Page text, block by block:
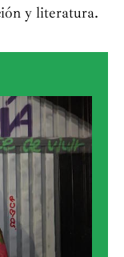
y literatura.